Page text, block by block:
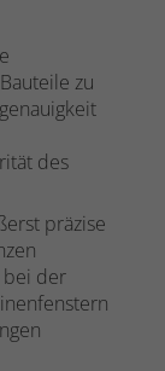
zu
des
präzise
bei der